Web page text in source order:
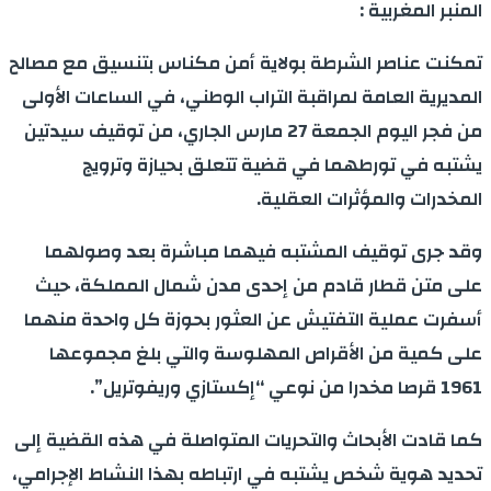
المنبر المغربية :
تمكنت عناصر الشرطة بولاية أمن مكناس بتنسيق مع مصالح
المديرية العامة لمراقبة التراب الوطني، في الساعات الأولى
من فجر اليوم الجمعة 27 مارس الجاري، من توقيف سيدتين
يشتبه في تورطهما في قضية تتعلق بحيازة وترويج
المخدرات والمؤثرات العقلية.
وقد جرى توقيف المشتبه فيهما مباشرة بعد وصولهما
على متن قطار قادم من إحدى مدن شمال المملكة، حيث
أسفرت عملية التفتيش عن العثور بحوزة كل واحدة منهما
على كمية من الأقراص المهلوسة والتي بلغ مجموعها
1961 قرصا مخدرا من نوعي “إكستازي وريفوتريل”.
كما قادت الأبحاث والتحريات المتواصلة في هذه القضية إلى
تحديد هوية شخص يشتبه في ارتباطه بهذا النشاط الإجرامي،